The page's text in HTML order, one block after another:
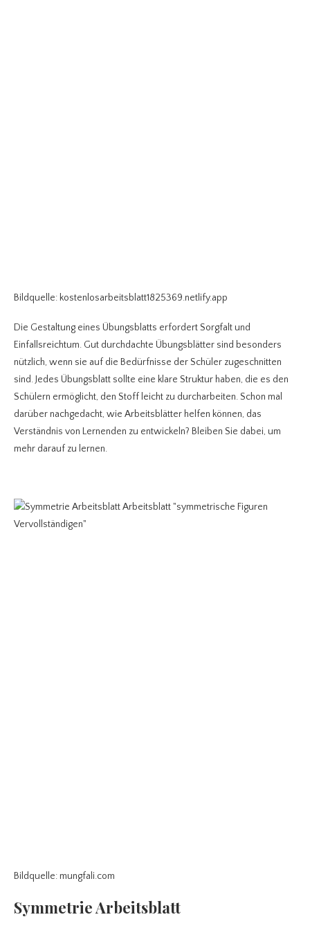
Bildquelle: kostenlosarbeitsblatt1825369.netlify.app
Die Gestaltung eines Übungsblatts erfordert Sorgfalt und
Einfallsreichtum. Gut durchdachte Übungsblätter sind besonders
nützlich, wenn sie auf die Bedürfnisse der Schüler zugeschnitten
sind. Jedes Übungsblatt sollte eine klare Struktur haben, die es den
Schülern ermöglicht, den Stoff leicht zu durcharbeiten. Schon mal
darüber nachgedacht, wie Arbeitsblätter helfen können, das
Verständnis von Lernenden zu entwickeln? Bleiben Sie dabei, um
mehr darauf zu lernen.
Bildquelle: mungfali.com
Symmetrie Arbeitsblatt